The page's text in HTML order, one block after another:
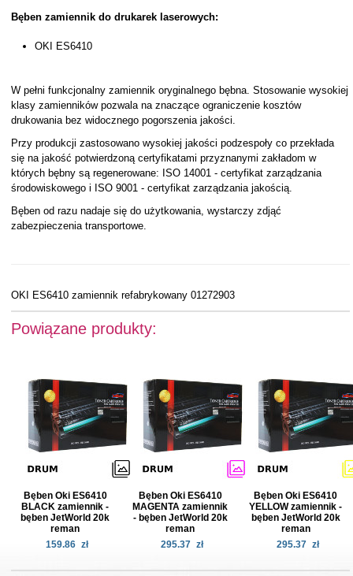
Bęben zamiennik do drukarek laserowych:
OKI ES6410
W pełni funkcjonalny zamiennik oryginalnego bębna. Stosowanie wysokiej
klasy zamienników pozwala na znaczące ograniczenie kosztów
drukowania bez widocznego pogorszenia jakości.
Przy produkcji zastosowano wysokiej jakości podzespoły co przekłada
się na jakość potwierdzoną certyfikatami przyznanymi zakładom w
których bębny są regenerowane: ISO 14001 - certyfikat zarządzania
środowiskowego i ISO 9001 - certyfikat zarządzania jakością.
Bęben od razu nadaje się do użytkowania, wystarczy zdjąć
zabezpieczenia transportowe.
OKI ES6410 zamiennik refabrykowany 01272903
Powiązane produkty:
Bęben Oki ES6410
BLACK zamiennik -
bęben JetWorld 20k
reman
159.86 zł
Bęben Oki ES6410
MAGENTA zamiennik
- bęben JetWorld 20k
reman
295.37 zł
Bęben Oki ES6410
YELLOW zamiennik -
bęben JetWorld 20k
reman
295.37 zł